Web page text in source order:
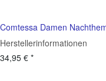
Comtessa Damen
Herstellerinformationen
34,95 € *